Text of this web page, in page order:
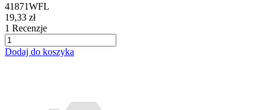
41871WFL
19,33 zł
1 Recenzje
Dodaj do koszyka